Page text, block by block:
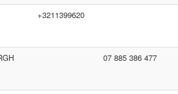
+3211399620
07 885 386 477